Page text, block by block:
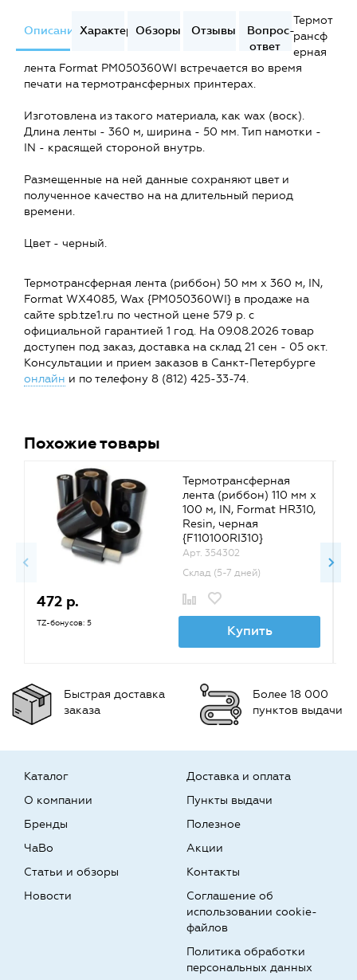
ОписаниеХарактеристики
Обзоры Отзывы
Вопрос-
ответ
Термот
рансф
ерная
лента Format PM050360WI встречается во время
печати на термотрансферных принтерах.
Изготовлена из такого материала, как wax (воск).
Длина ленты - 360 м, ширина - 50 мм. Тип намотки -
IN - красящей стороной внутрь.
Размещенные на ней данные сохраняют цвет и
полученное качество на на длительный период
времени.
Цвет - черный.
Термотрансферная лента (риббон) 50 мм х 360 м, IN,
Format WX4085, Wax {PM050360WI} в продаже на
сайте spb.tze1.ru по честной цене 579 р. с
официальной гарантией 1 год. На 09.08.2026 товар
доступен под заказ, доставка на склад 21 сен - 05 окт.
Консультации и прием заказов в Санкт-Петербурге
онлайн и по телефону 8 (812) 425-33-74.
Похожие товары
Термотрансферная
лента (риббон) 110 мм х
100 м, IN, Format HR310,
Resin, черная
{F110100RI310}
Арт. 354302
Склад (5-7 дней)
472 р.
TZ-бонусов: 5 Купить
Быстрая доставка
заказа
Более 18 000
пунктов выдачи
Каталог
О компании
Бренды
Доставка и оплата
Пункты выдачи
Полезное
ЧаВо
Статьи и обзоры
Новости
Акции
Контакты
Соглашение об
использовании cookie-
файлов
Политика обработки
персональных данных